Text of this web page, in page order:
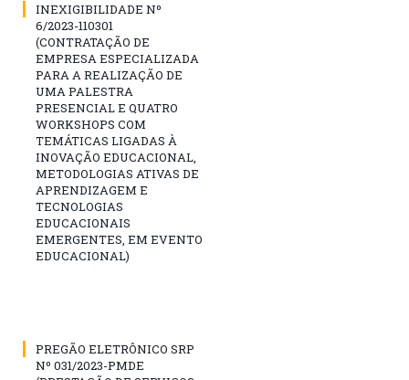
INEXIGIBILIDADE Nº
6/2023-110301
(CONTRATAÇÃO DE
EMPRESA ESPECIALIZADA
PARA A REALIZAÇÃO DE
UMA PALESTRA
PRESENCIAL E QUATRO
WORKSHOPS COM
TEMÁTICAS LIGADAS À
INOVAÇÃO EDUCACIONAL,
METODOLOGIAS ATIVAS DE
APRENDIZAGEM E
TECNOLOGIAS
EDUCACIONAIS
EMERGENTES, EM EVENTO
EDUCACIONAL)
PREGÃO ELETRÔNICO SRP
Nº 031/2023-PMDE